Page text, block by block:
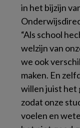
in het bijzijn
“Als school
welzijn van
we ook
maken. En
willen juist het
zodat onze
voelen en